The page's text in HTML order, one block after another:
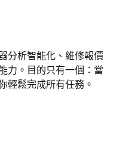
分析智能化、維修報價
力。目的只有一個：當
輕鬆完成所有任務。